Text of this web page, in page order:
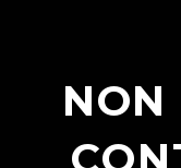
NON